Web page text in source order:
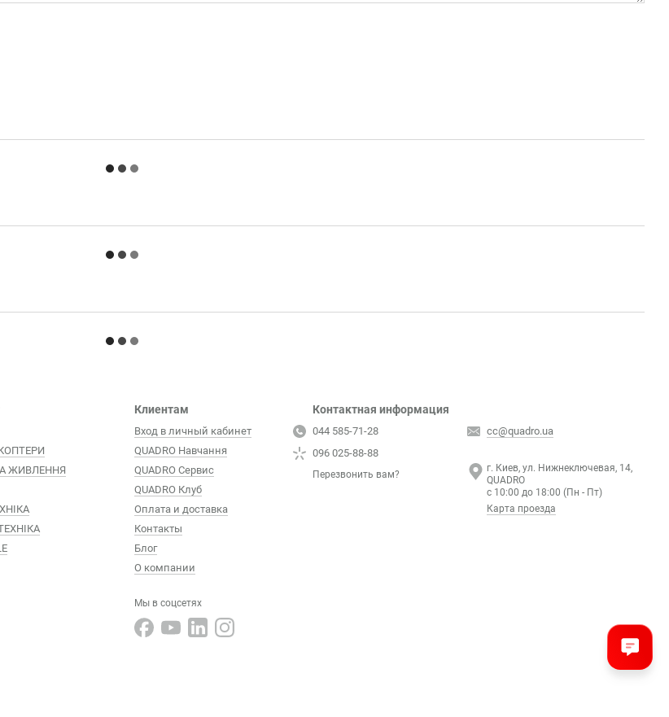
ЖИВЛЕННЯ
Клиентам
Вход в личный кабинет
QUADRO Навчання
QUADRO Сервис
QUADRO Клуб
Оплата и доставка
Контакты
Блог
О компании
Мы в соцсетях
Контактная информация
044 585-71-28
096 025-88-88
Перезвонить вам?
cc@quadro.ua
г. Киев, ул. Нижнеключевая, 14,
QUADRO
с 10:00 до 18:00 (Пн - Пт)
Карта проезда